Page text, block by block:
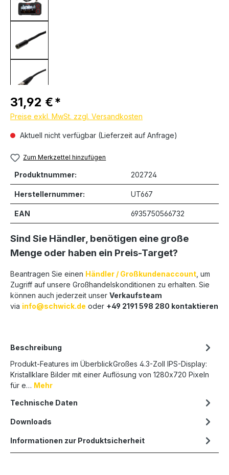
Regulärer Preis:
31,92 €
Preise exkl. MwSt. zzgl. Versandkosten
Aktuell nicht verfügbar (Lieferzeit auf Anfrage)
Zum Merkzettel hinzufügen
Produktnummer: 202724
Herstellernummer: UT667
EAN 6935750566732
Sind Sie Händler, benötigen eine große
Menge oder haben ein Preis-Target?
Beantragen Sie einen Händler / Großkundenaccount , um
Zugriff auf unsere Großhandelskonditionen zu erhalten. Sie
können auch jederzeit unser Verkaufsteam
via info@schwick.de oder +49 2191 598 280 kontaktieren
Beschreibung
Produkt-Features im ÜberblickGroßes 4.3-Zoll IPS-Display:
Kristallklare Bilder mit einer Auflösung von 1280x720 Pixeln
für e… Mehr
Technische Daten
Downloads
Informationen zur Produktsicherheit